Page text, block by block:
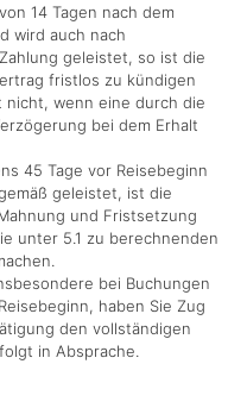
14 Tagen nach dem
wird auch nach
geleistet, so ist die
fristlos zu kündigen
wenn eine durch die
bei dem Erhalt
45 Tage vor Reisebeginn
geleistet, ist die
und Fristsetzung
unter 5.1 zu berechnenden
bei Buchungen
haben Sie Zug
den vollständigen
in Absprache.